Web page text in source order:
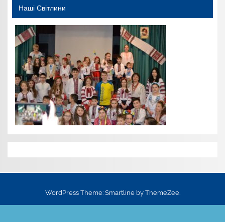
Наші Світлини
WordPress Theme: Smartline by ThemeZee.